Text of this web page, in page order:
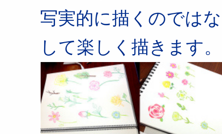
写実的に描くのでは
して楽しく描きます。